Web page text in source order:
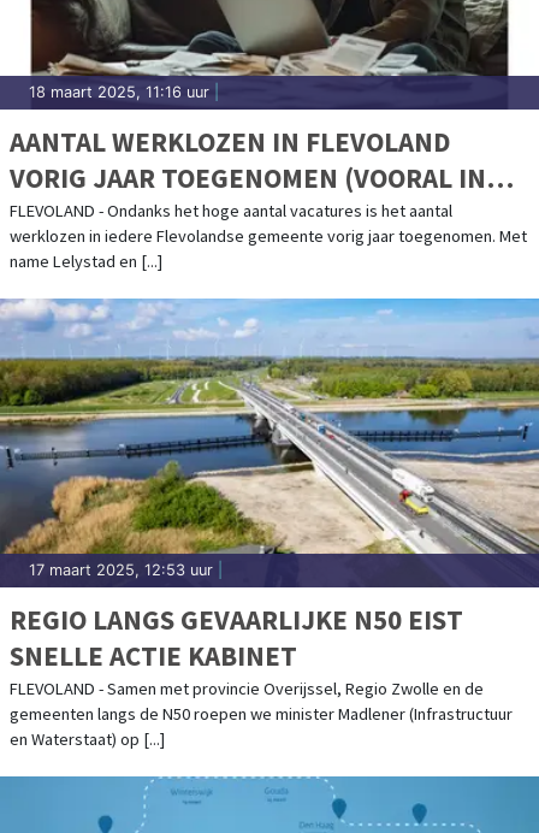
18 maart 2025, 11:16 uur
AANTAL WERKLOZEN IN FLEVOLAND
VORIG JAAR TOEGENOMEN (VOORAL IN
LELYSTAD EN DRONTEN)
FLEVOLAND - Ondanks het hoge aantal vacatures is het aantal
werklozen in iedere Flevolandse gemeente vorig jaar toegenomen. Met
name Lelystad en [...]
17 maart 2025, 12:53 uur
REGIO LANGS GEVAARLIJKE N50 EIST
SNELLE ACTIE KABINET
FLEVOLAND - Samen met provincie Overijssel, Regio Zwolle en de
gemeenten langs de N50 roepen we minister Madlener (Infrastructuur
en Waterstaat) op [...]